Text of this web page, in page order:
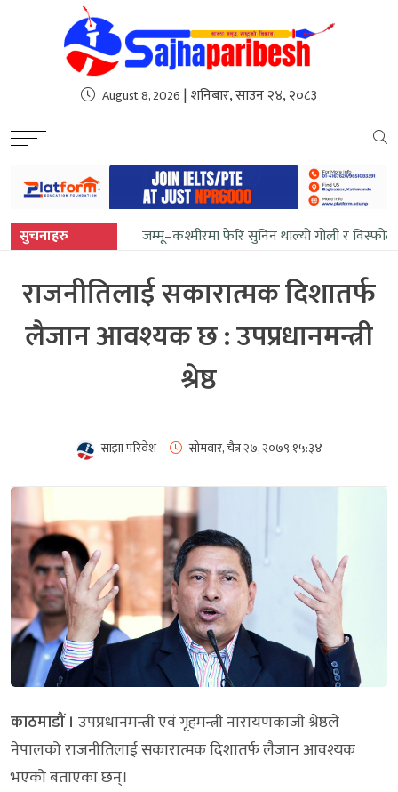
sweet bonanza
August 8, 2026 | शनिबार, साउन २४, २०८३
सुचनाहरु जम्मू–कश्मीरमा फेरि सुनिन थाल्यो गोली र
राजनीतिलाई सकारात्मक दिशातर्फ
लैजान आवश्यक छ : उपप्रधानमन्त्री
श्रेष्ठ
साझा परिवेश सोमवार, चैत्र २७, २०७९ १५:३४
काठमाडौं । उपप्रधानमन्त्री एवं गृहमन्त्री नारायणकाजी श्रेष्ठले
नेपालको राजनीतिलाई सकारात्मक दिशातर्फ लैजान आवश्यक
भएको बताएका छन्।